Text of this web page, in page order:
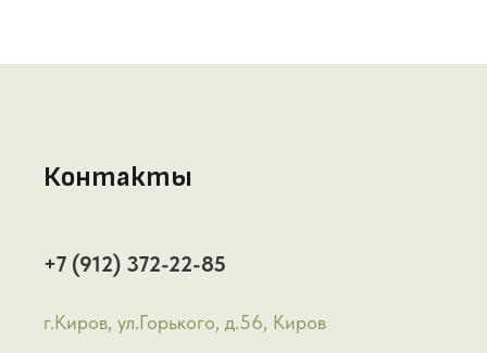
Контакты
+7 (912) 372-22-85
г.Киров, ул.Горького, д.56, Киров